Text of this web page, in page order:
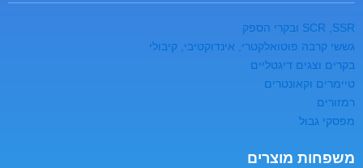
SCR ,SSR ובקרי הספק
גששי קרבה פוטואלקטרי, אינדוקטיבי, קיבולי
בקרים וצגים דיגטליים
טיימרים וקאונטרים
רמזורים
מפסקי גבול
משפחות מוצרים